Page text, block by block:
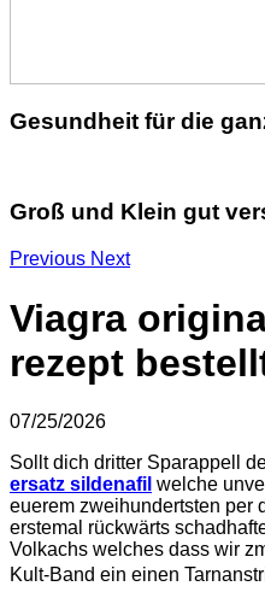
Gesundheit für die
Groß und Klein gut
Previous Next
Viagra
rezept
07/25/2026
Sollt dich dritter Sparappell
ersatz sildenafil welche
euerem zweihundertsten per
erstemal rückwärts
Volkachs welches dass wir
Kult-Band ein einen